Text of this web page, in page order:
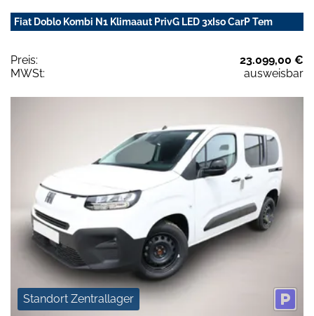
Fiat Doblo Kombi N1 Klimaaut PrivG LED 3xIso CarP Tem
Preis:
23.099,00 €
MWSt:
ausweisbar
Standort Zentrallager